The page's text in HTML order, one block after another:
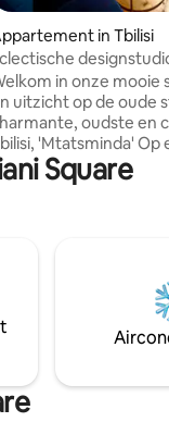
van 4,9 uit
in Tbilisi
in onze mooie
uitzicht op de oude
oudste en
'Mtatsminda'
van de
Op twee
belangrijke
de stad Het is een
de stad te
echt de levendige
Square